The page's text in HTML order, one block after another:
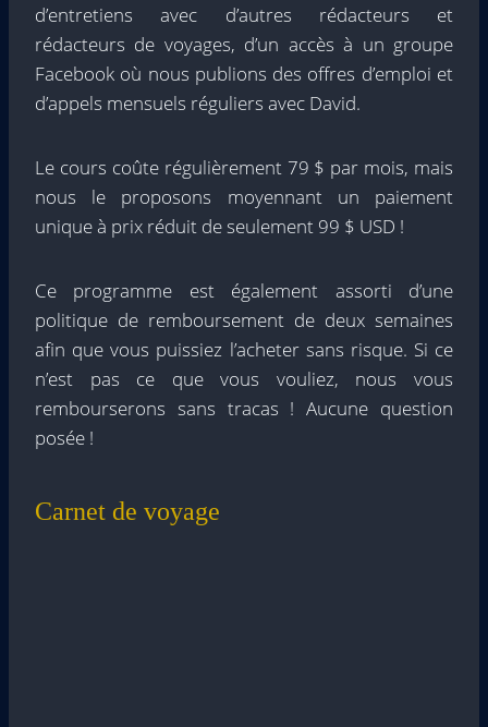
d’entretiens avec d’autres rédacteurs et
rédacteurs de voyages, d’un accès à un groupe
Facebook où nous publions des offres d’emploi et
d’appels mensuels réguliers avec David.
Le cours coûte régulièrement 79 $ par mois, mais
nous le proposons moyennant un paiement
unique à prix réduit de seulement 99 $ USD !
Ce programme est également assorti d’une
politique de remboursement de deux semaines
afin que vous puissiez l’acheter sans risque. Si ce
n’est pas ce que vous vouliez, nous vous
rembourserons sans tracas ! Aucune question
posée !
Carnet de voyage